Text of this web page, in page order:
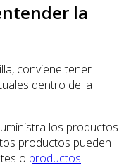
la
conviene tener
dentro de la
los productos
productos pueden
o productos